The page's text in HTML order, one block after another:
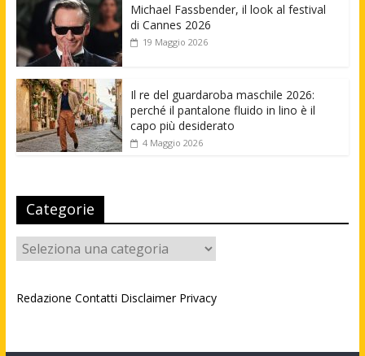
Michael Fassbender, il look al festival
di Cannes 2026
19 Maggio 2026
Il re del guardaroba maschile 2026:
perché il pantalone fluido in lino è il
capo più desiderato
4 Maggio 2026
Categorie
Categorie
Redazione Contatti Disclaimer Privacy